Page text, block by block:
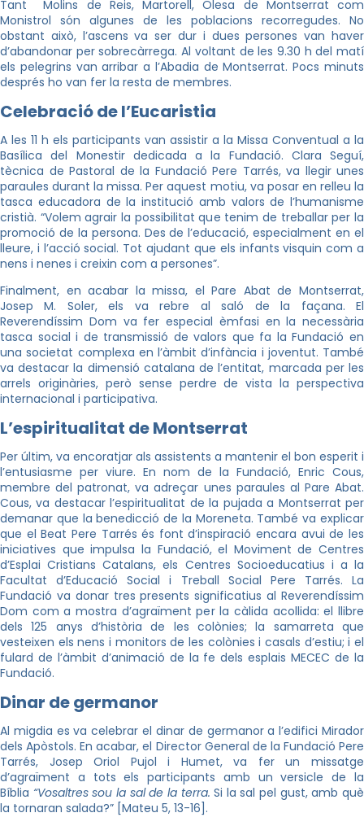
Tant Molins de Reis, Martorell, Olesa de Montserrat com
Monistrol són algunes de les poblacions recorregudes. No
obstant això, l’ascens va ser dur i dues persones van haver
d’abandonar per sobrecàrrega. Al voltant de les 9.30 h del matí
els pelegrins van arribar a l’Abadia de Montserrat. Pocs minuts
després ho van fer la resta de membres.
Celebració de l’Eucaristia
A les 11 h els participants van assistir a la Missa Conventual a la
Basílica del Monestir dedicada a la Fundació. Clara Seguí,
tècnica de Pastoral de la Fundació Pere Tarrés, va llegir unes
paraules durant la missa. Per aquest motiu, va posar en relleu la
tasca educadora de la institució amb valors de l’humanisme
cristià. “Volem agrair la possibilitat que tenim de treballar per la
promoció de la persona. Des de l’educació, especialment en el
lleure, i l’acció social. Tot ajudant que els infants visquin com a
nens i nenes i creixin com a persones”.
Finalment, en acabar la missa, el Pare Abat de Montserrat,
Josep M. Soler, els va rebre al saló de la façana. El
Reverendíssim Dom va fer especial èmfasi en la necessària
tasca social i de transmissió de valors que fa la Fundació en
una societat complexa en l’àmbit d’infància i joventut. També
va destacar la dimensió catalana de l’entitat, marcada per les
arrels originàries, però sense perdre de vista la perspectiva
internacional i participativa.
L’espiritualitat de Montserrat
Per últim, va encoratjar als assistents a mantenir el bon esperit i
l’entusiasme per viure. En nom de la Fundació, Enric Cous,
membre del patronat, va adreçar unes paraules al Pare Abat.
Cous, va destacar l’espiritualitat de la pujada a Montserrat per
demanar que la benedicció de la Moreneta. També va explicar
que el Beat Pere Tarrés és font d’inspiració encara avui de les
iniciatives que impulsa la Fundació, el Moviment de Centres
d’Esplai Cristians Catalans, els Centres Socioeducatius i a la
Facultat d’Educació Social i Treball Social Pere Tarrés. La
Fundació va donar tres presents significatius al Reverendíssim
Dom com a mostra d’agraïment per la càlida acollida: el llibre
dels 125 anys d’història de les colònies; la samarreta que
vesteixen els nens i monitors de les colònies i casals d’estiu; i el
fulard de l’àmbit d’animació de la fe dels esplais MECEC de la
Fundació.
Dinar de germanor
Al migdia es va celebrar el dinar de germanor a l’edifici Mirador
dels Apòstols. En acabar, el Director General de la Fundació Pere
Tarrés, Josep Oriol Pujol i Humet, va fer un missatge
d’agraïment a tots els participants amb un versicle de la
Bíblia “Vosaltres sou la sal de la terra. Si la sal pel gust, amb què
la tornaran salada?” [Mateu 5, 13-16].